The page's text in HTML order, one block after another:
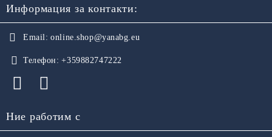
Информация за контакти:
Email: online.shop@yanabg.eu
Телефон: +359882747222
Ние работим с